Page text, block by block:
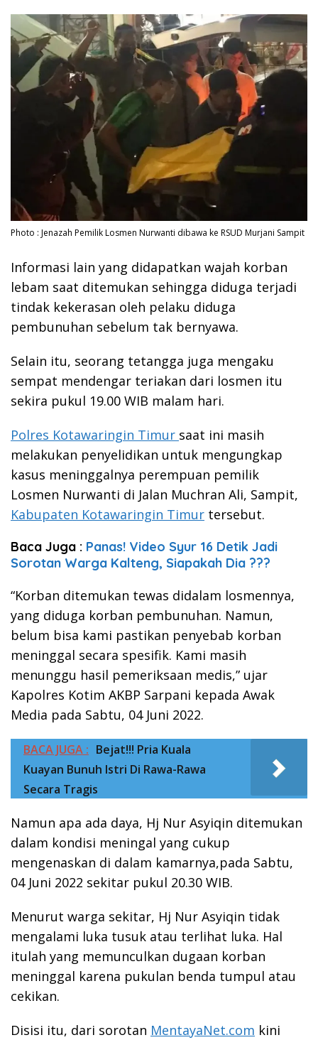
Photo : Jenazah Pemilik Losmen Nurwanti dibawa ke RSUD Murjani Sampit
Informasi lain yang didapatkan wajah korban
lebam saat ditemukan sehingga diduga terjadi
tindak kekerasan oleh pelaku diduga
pembunuhan sebelum tak bernyawa.
Selain itu, seorang tetangga juga mengaku
sempat mendengar teriakan dari losmen itu
sekira pukul 19.00 WIB malam hari.
Polres Kotawaringin Timur saat ini masih
melakukan penyelidikan untuk mengungkap
kasus meninggalnya perempuan pemilik
Losmen Nurwanti di Jalan Muchran Ali, Sampit,
Kabupaten Kotawaringin Timur tersebut.
Baca Juga : Panas! Video Syur 16 Detik Jadi
Sorotan Warga Kalteng, Siapakah Dia ???
“Korban ditemukan tewas didalam losmennya,
yang diduga korban pembunuhan. Namun,
belum bisa kami pastikan penyebab korban
meninggal secara spesifik. Kami masih
menunggu hasil pemeriksaan medis,” ujar
Kapolres Kotim AKBP Sarpani kepada Awak
Media pada Sabtu, 04 Juni 2022.
BACA JUGA : Bejat!!! Pria Kuala
Kuayan Bunuh Istri Di Rawa-Rawa
Secara Tragis
Namun apa ada daya, Hj Nur Asyiqin ditemukan
dalam kondisi meningal yang cukup
mengenaskan di dalam kamarnya,pada Sabtu,
04 Juni 2022 sekitar pukul 20.30 WIB.
Menurut warga sekitar, Hj Nur Asyiqin tidak
mengalami luka tusuk atau terlihat luka. Hal
itulah yang memunculkan dugaan korban
meninggal karena pukulan benda tumpul atau
cekikan.
Disisi itu, dari sorotan MentayaNet.com kini